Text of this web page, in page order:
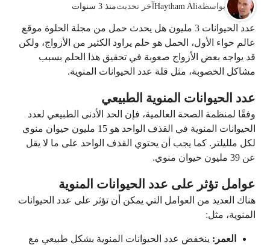
بواسطةHaytham Aliآخر تحديثمنذ 3 سنوات
عدد الحيوانات 3 مليون هل يحدث حمل من مجلة الحلوة موقع
عالم حواء الأول، الحمل هو حلم يراود الكثير من الأزواج، ولكن
قد يواجه بعض الأزواج صعوبة في تحقيق هذا الحلم بسبب
مشاكل الخصوبة، مثل قلة عدد الحيوانات المنوية.
عدد الحيوانات المنوية الطبيعي
وفقًا لمنظمة الصحة العالمية، فإن الحد الأدنى الطبيعي لعدد
الحيوانات المنوية في القذف الواحد هو 15 مليون حيوان منوي
لكل ملليلتر. كما يجب أن يحتوي القذف الواحد على ما لا يقل
عن 39 مليون حيوان منوي.
عوامل تؤثر على عدد الحيوانات المنوية
هناك العديد من العوامل التي يمكن أن تؤثر على عدد الحيوانات
المنوية، مثل:
العمر: ينخفض عدد الحيوانات المنوية بشكل طبيعي مع